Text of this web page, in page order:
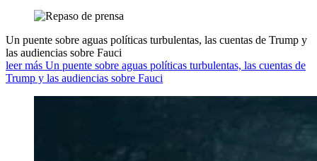
Un puente sobre aguas políticas turbulentas, las cuentas de Trump y
las audiencias sobre Fauci
leer más Un puente sobre aguas políticas turbulentas, las cuentas de
Trump y las audiencias sobre Fauci